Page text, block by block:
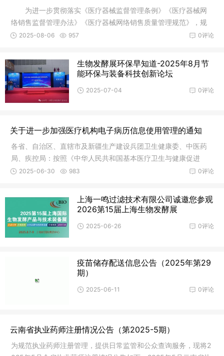
为进一步贯彻落实《医疗器械监督管理条例》《医疗器械网
络销售监督管理办法》《医疗器械网络销售质量管理规范》，规
范和指导
0评论
2025-08-06 957
生物发酵展环保早知道-2025年8月节
能环保与装备科技创新论坛
0评论
2025-07-04
关于进一步加强医疗机构电子病历信息使用管理的通知
各省、自治区、直辖市及新疆生产建设兵团卫生健康委、中医药
局、疾控局：按照《中华人民共和国基本医疗卫生与健康促进
法》《中华
0评论
2025-06-30 983
上海一鸣过滤技术有限公司诚邀您参观
2026第15届上海生物发酵展
0评论
2025-06-26
疫苗储存配送信息公告（2025年第29
期）
0评论
2025-06-11
云南省执业药师注册情况公告（第2025-5期）
为规范执业药师注册管理，提供日常监管和公众查询服务，现将2